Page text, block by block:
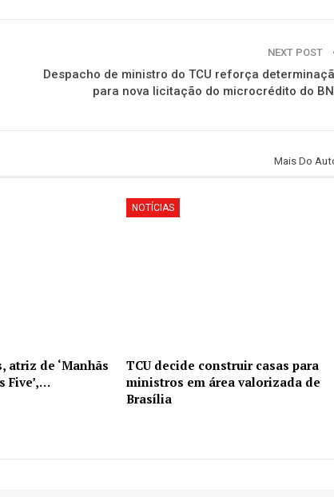
NEXT POST
Despacho de ministro do TCU reforça
para nova licitação do microcrédito do
Mais Do
atriz de ‘Manhãs
Five’,…
NOTÍCIAS
TCU decide construir casas para
ministros em área valorizada de
Brasília